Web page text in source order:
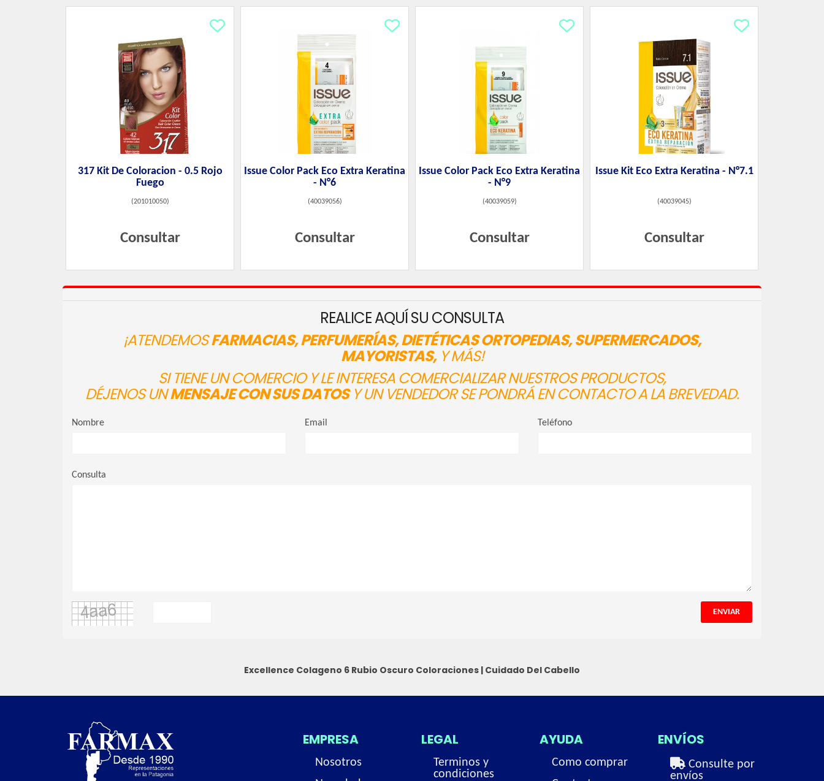
317 Kit De Coloracion - 0.5 Rojo
Fuego
(201010050)
Consultar
Issue Color Pack Eco Extra Keratina
- N°6
(40039056)
Consultar
Issue Color Pack Eco Extra Keratina
- N°9
(40039059)
Consultar
Issue Kit Eco Extra Keratina - N°7.1
(40039045)
Consultar
REALICE AQUÍ SU CONSULTA
¡ATENDEMOSFARMACIAS, PERFUMERÍAS, DIETÉTICAS ORTOPEDIAS, SUPERMERCADOS,
MAYORISTAS,Y MÁS!
SI TIENE UN COMERCIO Y LE INTERESA COMERCIALIZAR NUESTROS PRODUCTOS,
DÉJENOS UNMENSAJE CON SUS DATOSY UN VENDEDOR SE PONDRÁ EN CONTACTO A LA BREVEDAD.
Nombre Email Teléfono
Consulta
ENVIAR
Excellence Colageno 6 Rubio Oscuro Coloraciones | Cuidado Del Cabello
EMPRESA
Nosotros
LEGAL
Terminos y
condiciones
AYUDA
Como comprar
ENVÍOS
Consulte por
envíos